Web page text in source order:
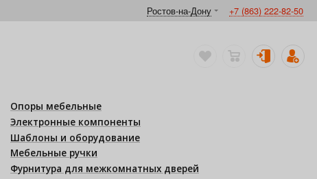
Ростов-на-Дону +7 (863) 222-82-50
Опоры мебельные
Электронные компоненты
Шаблоны и оборудование
Мебельные ручки
Фурнитура для межкомнатных дверей